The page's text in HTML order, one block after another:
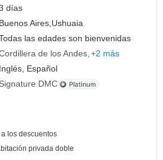
días
Buenos Aires, Ushuaia
las edades son bienvenidas
de los Andes +2 más
Inglés, Español
Signature DMC
los descuentos
privada doble